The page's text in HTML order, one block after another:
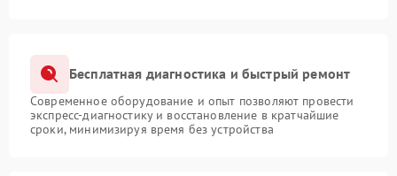
Бесплатная диагностика и быстрый ремонт
Современное оборудование и опыт позволяют провести
экспресс-диагностику и восстановление в кратчайшие
сроки, минимизируя время без устройства